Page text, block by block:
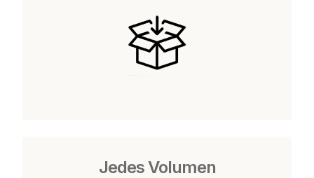
Jedes Volumen